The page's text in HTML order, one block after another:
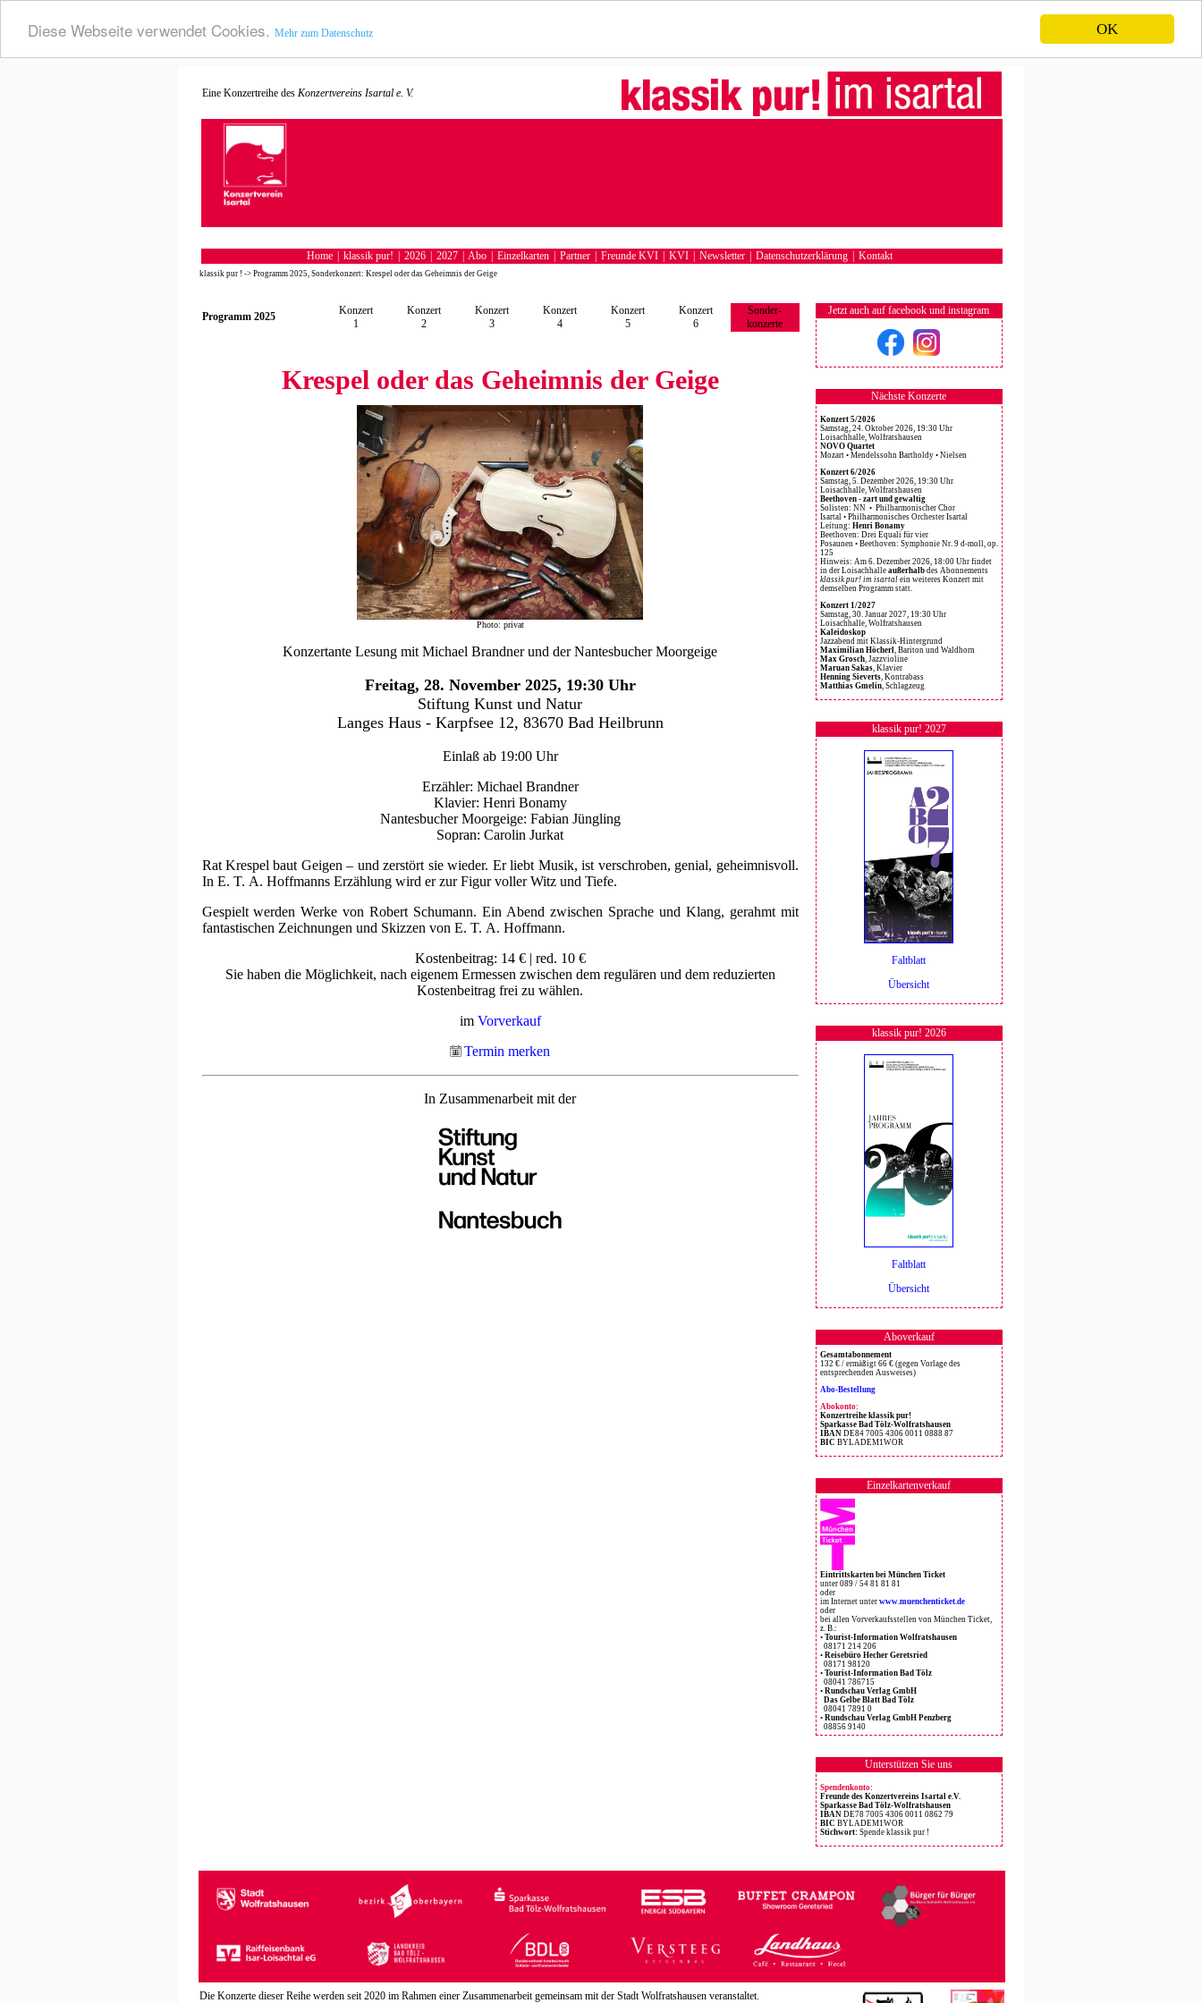
OK
Diese Webseite verwendet Cookies. Mehr zum Datenschutz
Eine Konzertreihe des Konzertvereins Isartal e. V.
Home klassik pur! 2026 2027 Abo Einzelkarten Partner Freunde KVI KVI Newsletter Datenschutzerklärung| Kontakt
klassik pur ! -> Programm 2025, Sonderkonzert: Krespel oder das Geheimnis der Geige
Programm 2025
Konzert
1
Konzert
2
Konzert
3
Konzert
4
Konzert
5
Konzert
6
Sonder-
konzerte
Krespel oder das Geheimnis der Geige
Photo: privat
Konzertante Lesung mit Michael Brandner und der Nantesbucher Moorgeige
Freitag, 28. November 2025, 19:30 Uhr
Stiftung Kunst und Natur
Langes Haus - Karpfsee 12, 83670 Bad Heilbrunn
Einlaß ab 19:00 Uhr
Erzähler: Michael Brandner
Klavier: Henri Bonamy
Nantesbucher Moorgeige: Fabian Jüngling
Sopran: Carolin Jurkat
Rat Krespel baut Geigen – und zerstört sie wieder. Er liebt Musik, ist verschroben, genial, geheimnisvoll.
In E. T. A. Hoffmanns Erzählung wird er zur Figur voller Witz und Tiefe.
Gespielt werden Werke von Robert Schumann. Ein Abend zwischen Sprache und Klang, gerahmt mit
fantastischen Zeichnungen und Skizzen von E. T. A. Hoffmann.
Kostenbeitrag: 14 € | red. 10 €
Sie haben die Möglichkeit, nach eigenem Ermessen zwischen dem regulären und dem reduzierten
Kostenbeitrag frei zu wählen.
im Vorverkauf
Termin merken
In Zusammenarbeit mit der
Jetzt auch auf facebook und instagram
Nächste Konzerte
Konzert 5/2026
Samstag, 24. Oktober 2026, 19:30 Uhr
Loisachhalle, Wolfratshausen
NOVO Quartet
Mozart • Mendelssohn Bartholdy • Nielsen
Konzert 6/2026
Samstag, 5. Dezember 2026, 19:30 Uhr
Loisachhalle, Wolfratshausen
Beethoven - zart und gewaltig
Solisten: NN • Philharmonischer Chor
Isartal • Philharmonisches Orchester Isartal
Leitung: Henri Bonamy
Beethoven: Drei Equali für vier
Posaunen • Beethoven: Symphonie Nr. 9 d-moll, op.
125
Hinweis: Am 6. Dezember 2026, 18:00 Uhr findet
in der Loisachhalle außerhalbdes Abonnements
klassik pur! im isartalein weiteres Konzert mit
demselben Programm statt.
Konzert 1/2027
Samstag, 30. Januar 2027, 19:30 Uhr
Loisachhalle, Wolfratshausen
Kaleidoskop
Jazzabend mit Klassik-Hintergrund
Maximilian Höcherl, Bariton und Waldhorn
Max Grosch, Jazzvioline
Maruan Sakas, Klavier
Henning Sieverts, Kontrabass
Matthias Gmelin, Schlagzeug
klassik pur! 2027
Faltblatt
Übersicht
klassik pur! 2026
Faltblatt
Übersicht
Aboverkauf
Gesamtabonnement
132 € / ermäßigt 66 € (gegen Vorlage des
entsprechenden Ausweises)
Abo-Bestellung
Abokonto:
Konzertreihe klassik pur!
Sparkasse Bad Tölz-Wolfratshausen
IBANDE84 7005 4306 0011 0888 87
BIC BYLADEM1WOR
Einzelkartenverkauf
Eintrittskarten bei München Ticket
unter 089 / 54 81 81 81
oder
im Internet unter www.muenchenticket.de
oder
bei allen Vorverkaufsstellen von München Ticket,
z. B.:
• Tourist-Information Wolfratshausen
08171 214 206
• Reisebüro Hecher Geretsried
08171 98120
• Tourist-Information Bad Tölz
08041 786715
• Rundschau Verlag GmbH
Das Gelbe Blatt Bad Tölz
08041 7891 0
• Rundschau Verlag GmbH Penzberg
08856 9140
Unterstützen Sie uns
Spendenkonto:
Freunde des Konzertvereins Isartal e.V.
Sparkasse Bad Tölz-Wolfratshausen
IBANDE78 7005 4306 0011 0862 79
BIC BYLADEM1WOR
Stichwort: Spende klassik pur !
Die Konzerte dieser Reihe werden seit 2020 im Rahmen einer Zusammenarbeit gemeinsam mit der Stadt Wolfratshausen veranstaltet.